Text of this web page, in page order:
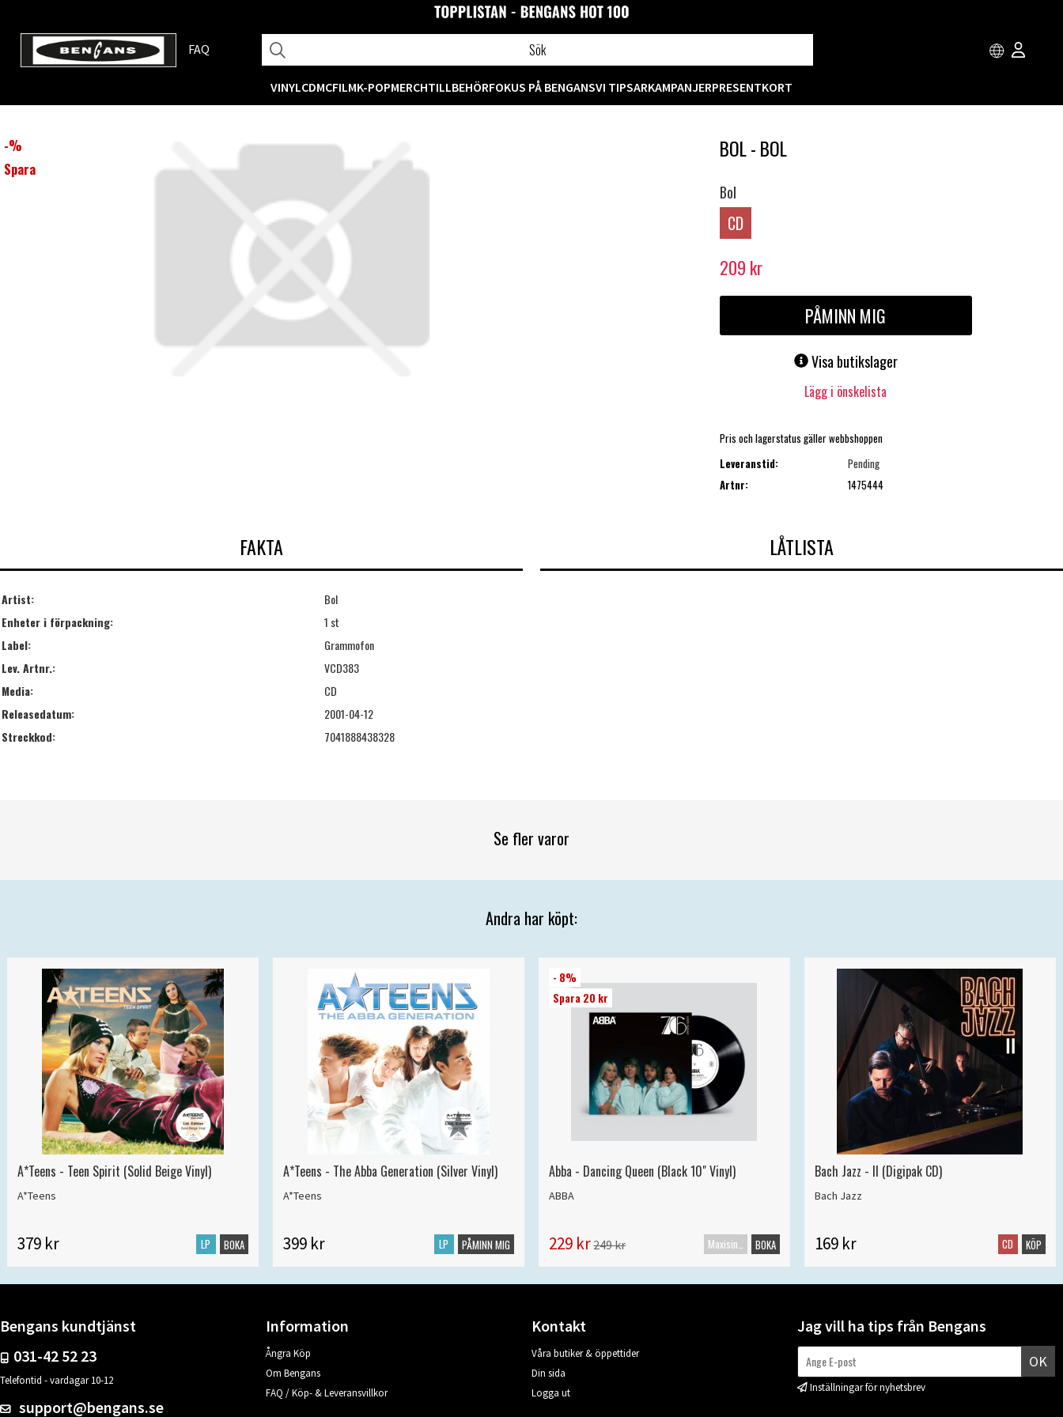
FAQ
VINYLCDMCFILMK-POPMERCHTILLBEHÖRFOKUS PÅ BENGANSVI TIPSARKAMPANJERPRESENTKORT
-%
Spara
BOL - BOL
Bol
CD
209 kr
PÅMINN MIG
Visa butikslager
Lägg i önskelista
Pris och lagerstatus gäller webbshoppen
Leveranstid:
Pending
Artnr:
1475444
FAKTA
Artist:
Bol
Enheter i förpackning:
1 st
Label:
Grammofon
Lev. Artnr.:
VCD383
Media:
CD
Releasedatum:
2001-04-12
Streckkod:
7041888438328
LÅTLISTA
Se fler varor
Andra har köpt:
A*Teens - Teen Spirit (Solid Beige Vinyl)
A*Teens
379 kr LP BOKA
A*Teens - The Abba Generation (Silver Vinyl)
A*Teens
399 kr LP PÅMINN MIG
- 8%
Spara 20 kr
Abba - Dancing Queen (Black 10" Vinyl)
ABBA
229 kr249 kr Maxisingel BOKA
Bach Jazz - II (Digipak CD)
Bach Jazz
169 kr CD KÖP
Bengans kundtjänst
031-42 52 23
Telefontid - vardagar 10-12
support@bengans.se
Information
Ångra Köp
Om Bengans
FAQ / Köp- & Leveransvillkor
Kontakt
Våra butiker & öppettider
Din sida
Logga ut
Jag vill ha tips från Bengans
OK
Inställningar för nyhetsbrev